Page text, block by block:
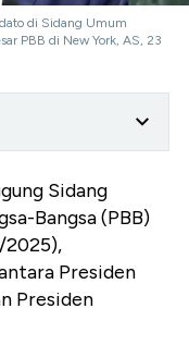
di Sidang Umum
PBB di New York, AS, 23
Sidang
Bangsa (PBB)
2025),
Presiden
Presiden